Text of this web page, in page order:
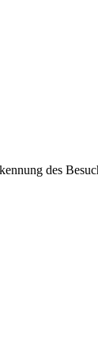
des